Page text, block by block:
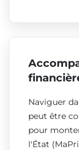
Naviguer
peut être
pour
l'État